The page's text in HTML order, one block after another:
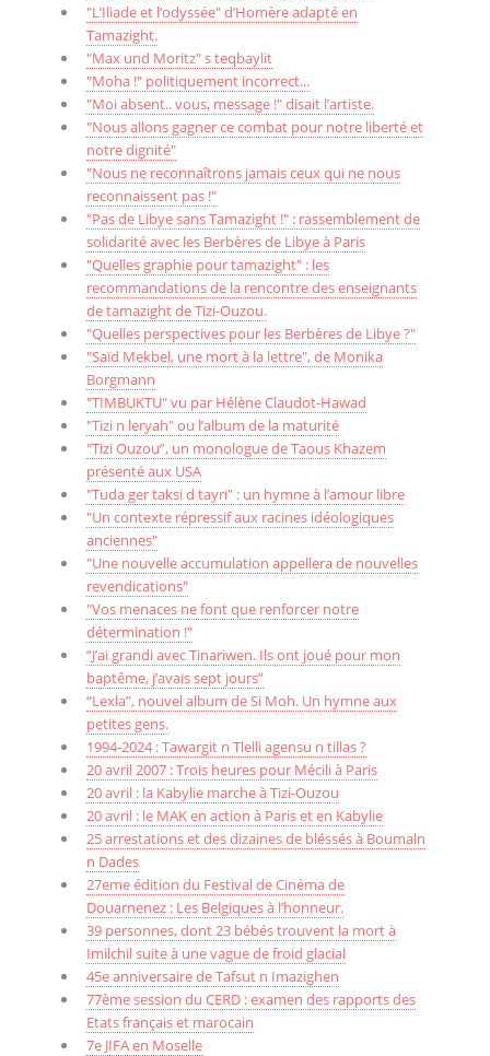
"L’Iliade et l’odyssée" d’Homère adapté en
Tamazight.
"Max und Moritz" s teqbaylit
"Moha !" politiquement incorrect...
"Moi absent.. vous, message !" disait l’artiste.
"Nous allons gagner ce combat pour notre liberté et
notre dignité"
"Nous ne reconnaîtrons jamais ceux qui ne nous
reconnaissent pas !"
"Pas de Libye sans Tamazight !" : rassemblement de
solidarité avec les Berbères de Libye à Paris
"Quelles graphie pour tamazight" : les
recommandations de la rencontre des enseignants
de tamazight de Tizi-Ouzou.
"Quelles perspectives pour les Berbères de Libye ?"
"Saïd Mekbel, une mort à la lettre", de Monika
Borgmann
"TIMBUKTU" vu par Hélène Claudot-Hawad
"Tizi n leryah" ou l’album de la maturité
"Tizi Ouzou”, un monologue de Taous Khazem
présenté aux USA
"Tuda ger taksi d tayri" : un hymne à l’amour libre
"Un contexte répressif aux racines idéologiques
anciennes"
"Une nouvelle accumulation appellera de nouvelles
revendications"
"Vos menaces ne font que renforcer notre
détermination !"
“J’ai grandi avec Tinariwen. Ils ont joué pour mon
baptême, j’avais sept jours”
“Lexla”, nouvel album de Si Moh. Un hymne aux
petites gens.
1994-2024 : Tawargit n Tlelli agensu n tillas ?
20 avril 2007 : Trois heures pour Mécili à Paris
20 avril : la Kabylie marche à Tizi-Ouzou
20 avril : le MAK en action à Paris et en Kabylie
25 arrestations et des dizaines de bléssés à Boumaln
n Dades
27eme édition du Festival de Cinéma de
Douarnenez : Les Belgiques à l’honneur.
39 personnes, dont 23 bébés trouvent la mort à
Imilchil suite à une vague de froid glacial
45e anniversaire de Tafsut n Imazighen
77ème session du CERD : examen des rapports des
Etats français et marocain
7e JIFA en Moselle